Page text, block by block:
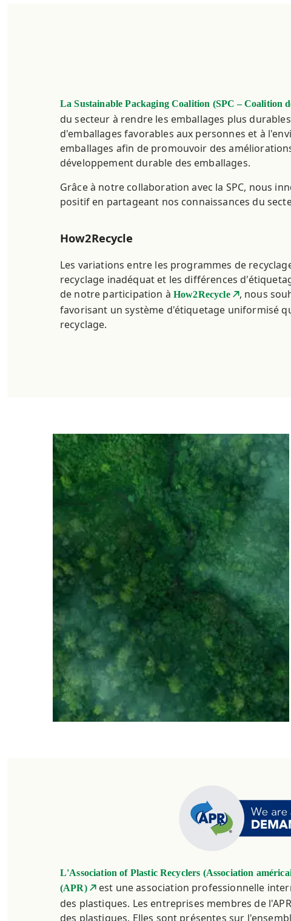
La Sustainable Packaging Coalition (SPC – Coalition
du secteur à rendre les emballages plus
d'emballages favorables aux personnes et à
emballages afin de promouvoir des
développement durable des emballages.
Grâce à notre collaboration avec la SPC, nous
positif en partageant nos connaissances du
How2Recycle
Les variations entre les programmes de
recyclage inadéquat et les différences
de notre participation àHow2Recycle
, nous
favorisant un système d'étiquetage uniformisé
recyclage.
L'Association of Plastic Recyclers (Association
(APR)
est une association professionnelle
des plastiques. Les entreprises membres de
des plastiques. Elles sont présentes sur